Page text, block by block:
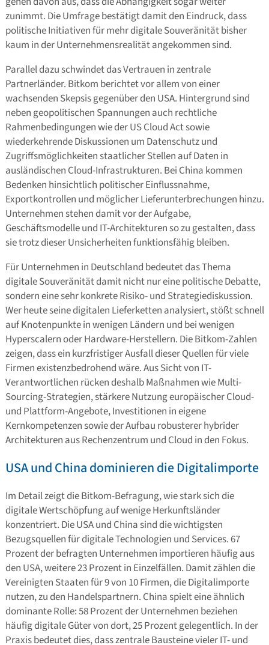
zunimmt. Die Umfrage bestätigt damit den Eindruck, dass
politische Initiativen für mehr digitale Souveränität bisher
kaum in der Unternehmensrealität angekommen sind.
Parallel dazu schwindet das Vertrauen in zentrale
Partnerländer. Bitkom berichtet vor allem von einer
wachsenden Skepsis gegenüber den USA. Hintergrund sind
neben geopolitischen Spannungen auch rechtliche
Rahmenbedingungen wie der US Cloud Act sowie
wiederkehrende Diskussionen um Datenschutz und
Zugriffsmöglichkeiten staatlicher Stellen auf Daten in
ausländischen Cloud-Infrastrukturen. Bei China kommen
Bedenken hinsichtlich politischer Einflussnahme,
Exportkontrollen und möglicher Lieferunterbrechungen hinzu.
Unternehmen stehen damit vor der Aufgabe,
Geschäftsmodelle und IT-Architekturen so zu gestalten, dass
sie trotz dieser Unsicherheiten funktionsfähig bleiben.
Für Unternehmen in Deutschland bedeutet das Thema
digitale Souveränität damit nicht nur eine politische Debatte,
sondern eine sehr konkrete Risiko- und Strategiediskussion.
Wer heute seine digitalen Lieferketten analysiert, stößt schnell
auf Knotenpunkte in wenigen Ländern und bei wenigen
Hyperscalern oder Hardware-Herstellern. Die Bitkom-Zahlen
zeigen, dass ein kurzfristiger Ausfall dieser Quellen für viele
Firmen existenzbedrohend wäre. Aus Sicht von IT-
Verantwortlichen rücken deshalb Maßnahmen wie Multi-
Sourcing-Strategien, stärkere Nutzung europäischer Cloud-
und Plattform-Angebote, Investitionen in eigene
Kernkompetenzen sowie der Aufbau robusterer hybrider
Architekturen aus Rechenzentrum und Cloud in den Fokus.
USA und China dominieren die Digitalimporte
Im Detail zeigt die Bitkom-Befragung, wie stark sich die
digitale Wertschöpfung auf wenige Herkunftsländer
konzentriert. Die USA und China sind die wichtigsten
Bezugsquellen für digitale Technologien und Services. 67
Prozent der befragten Unternehmen importieren häufig aus
den USA, weitere 23 Prozent in Einzelfällen. Damit zählen die
Vereinigten Staaten für 9 von 10 Firmen, die Digitalimporte
nutzen, zu den Handelspartnern. China spielt eine ähnlich
dominante Rolle: 58 Prozent der Unternehmen beziehen
häufig digitale Güter von dort, 25 Prozent gelegentlich. In der
Praxis bedeutet dies, dass zentrale Bausteine vieler IT- und